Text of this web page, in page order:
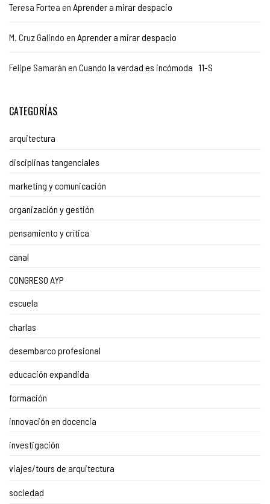
Teresa Fortea en Aprender a mirar despacio
M. Cruz Galindo en Aprender a mirar despacio
Felipe Samarán en Cuando la verdad es incómoda 11-S
CATEGORÍAS
arquitectura
disciplinas tangenciales
marketing y comunicación
organización y gestión
pensamiento y crítica
canal
CONGRESO AYP
escuela
charlas
desembarco profesional
educación expandida
formación
innovación en docencia
investigación
viajes/tours de arquitectura
sociedad